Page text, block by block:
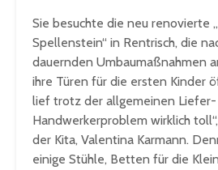
Sie besuchte die neu renovierte
Spellenstein“ in Rentrisch, die
dauernden Umbaumaßnahmen
ihre Türen für die ersten Kinder
lief trotz der allgemeinen Liefer-
Handwerkerproblem wirklich
der Kita, Valentina Karmann.
einige Stühle, Betten für die